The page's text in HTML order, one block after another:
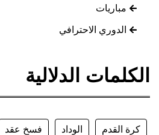
مباريات
الدوري الاحترافي
الكلمات الدلالية
كرة القدم الوداد فسخ عقد